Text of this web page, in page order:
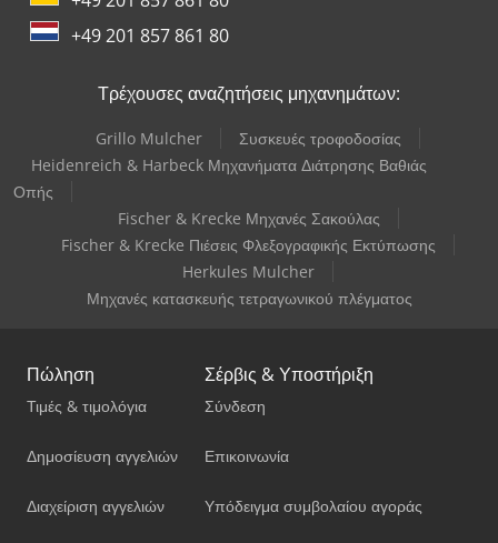
+49 201 857 861 80
Τρέχουσες αναζητήσεις μηχανημάτων:
Grillo Mulcher
Συσκευές τροφοδοσίας
Heidenreich & Harbeck Μηχανήματα Διάτρησης Βαθιάς
Οπής
Fischer & Krecke Μηχανές Σακούλας
Fischer & Krecke Πιέσεις Φλεξογραφικής Εκτύπωσης
Herkules Mulcher
Μηχανές κατασκευής τετραγωνικού πλέγματος
Πώληση
Τιμές & τιμολόγια
Δημοσίευση αγγελιών
Διαχείριση αγγελιών
Σέρβις & Υποστήριξη
Σύνδεση
Επικοινωνία
Υπόδειγμα συμβολαίου αγοράς